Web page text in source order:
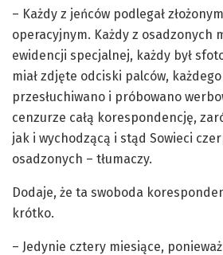
– Każdy z jeńców podlegał
operacyjnym. Każdy z osadzonych
ewidencji specjalnej, każdy był
miał zdjęte odciski palców,
przesłuchiwano i próbowano
cenzurze całą korespondencję,
jak i wychodzącą i stąd Sowieci
osadzonych – tłumaczy.
Dodaje, że ta swoboda
krótko.
– Jedynie cztery miesiące,